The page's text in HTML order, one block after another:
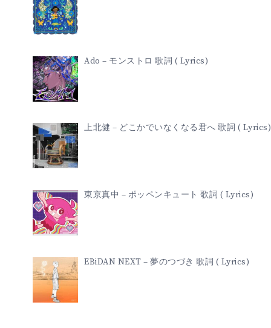
Ado – モンストロ 歌詞 ( Lyrics)
上北健 – どこかでいなくなる君へ 歌詞 ( Lyrics)
東京真中 – ポッペンキュート 歌詞 ( Lyrics)
EBiDAN NEXT – 夢のつづき 歌詞 ( Lyrics)